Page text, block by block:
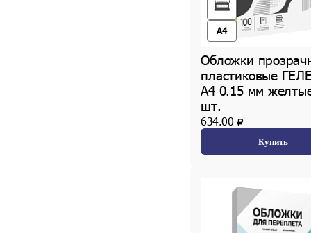
A4
Обложки
пластиковые
А4 0.15 мм
шт.
634.00
Купить